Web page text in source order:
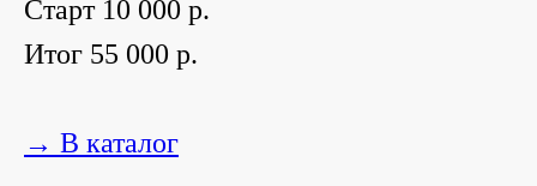
Старт 10 000 р.
Итог 55 000 р.
→ В каталог